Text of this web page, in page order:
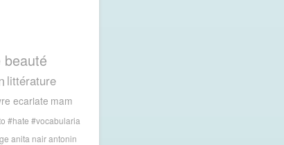
littérature
ecarlate mam
#hate #vocabularia
anita nair antonin